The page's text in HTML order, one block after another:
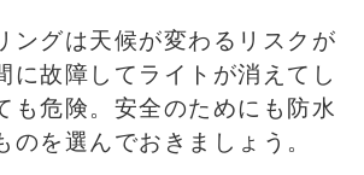
ングは天候が変わるリスクが
に故障してライトが消えてし
も危険。安全のためにも防水
を選んでおきましょう。